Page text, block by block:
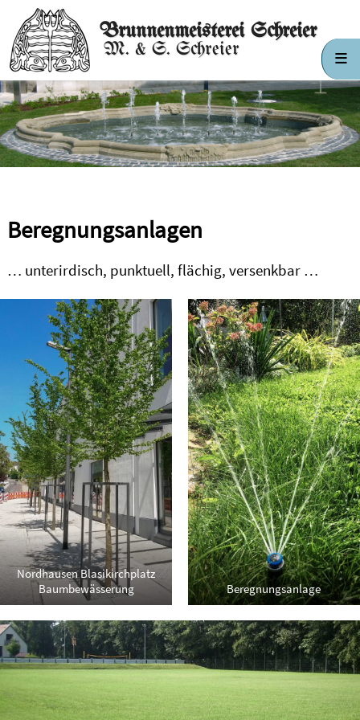
Brunnenmeisterei Schreier
M. & S. Schreier
Beregnungsanlagen
… unterirdisch, punktuell, flächig, versenkbar …
Nordhausen Blasikirchplatz
Baumbewässerung
Beregnungsanlage